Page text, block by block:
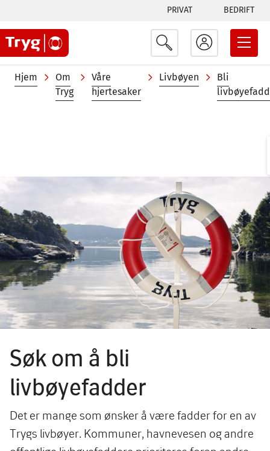
hovedinnhold
Tabs
menu
PRIVAT BEDRIFT
Navigasjonssti
Hjem
Om
Tryg
Våre
hjertesaker
Livbøyen
Bli
Image
Søk om å bli
livbøyefadder
Det er mange som ønsker å være fadder for en av
Trygs livbøyer. Kommuner, havnevesen og andre